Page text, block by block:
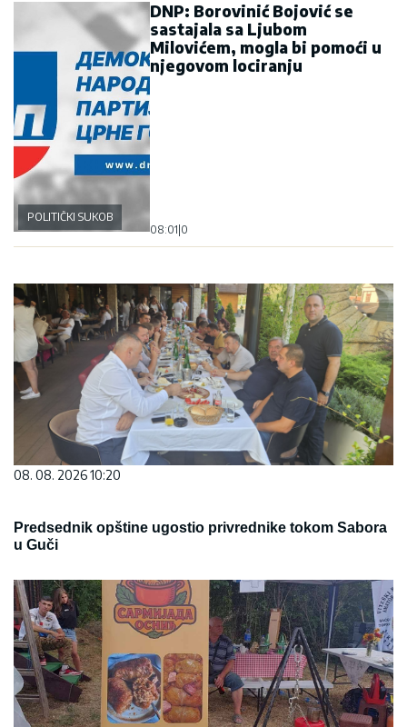
POLITIČKI SUKOB
DNP: Borovinić Bojović se
sastajala sa Ljubom
Milovićem, mogla bi pomoći u
njegovom lociranju
08:01 0
08. 08. 2026 10:20
Predsednik opštine ugostio privrednike tokom Sabora
u Guči